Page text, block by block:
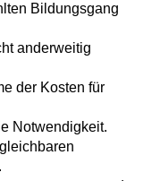
Bildungsgang
anderweitig
der Kosten für
Notwendigkeit.